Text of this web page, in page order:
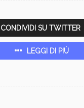
CONDIVIDI SU TWITTER
LEGGI DI PIÙ